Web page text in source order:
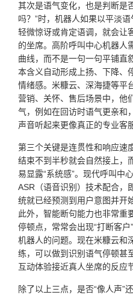
其次是语气变化，也是判断是
吗？”时，机器人如果以平淡
轻微惊讶或肯定语调，就会让
的坐席。高阶呼叫中心机器人
曲线，而不是一句一句平铺直
本含义自动形成上扬、下降、
情绪感。米糠云、深海捷等平
营销、关怀、售后场景中，他
气，例如在回访时语气更亲和
声音听起来更像真正的专业客
第三个关键是连贯性和响应速
结束不到半秒就会自然接上，
易显露“系统感”。现代呼叫中
ASR（语音识别）技术配合，
统就已经预测到用户意图并开
此外，智能断句能力也非常重
停顿点，常常会出现“打断客
机器人的问题。现在米糠云和
练，可以做到识别语气停顿甚
互动体验接近真人坐席的反应
除了以上三点，是否“像人声”